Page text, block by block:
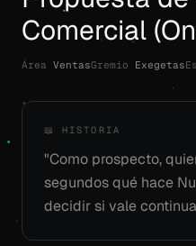
Comercial
Área VentasGremio Exegetas
📖 HISTORIA
"Como prospecto,
segundos qué hace
decidir si vale